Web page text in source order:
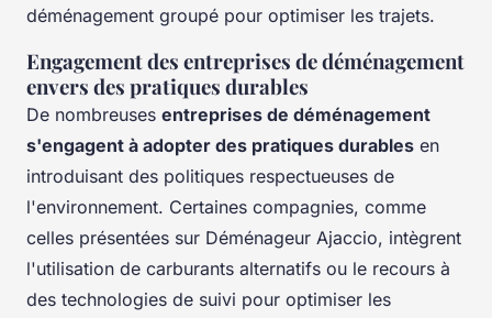
déménagement groupé pour optimiser les trajets.
Engagement des entreprises de déménagement
envers des pratiques durables
De nombreuses entreprises de déménagement
s'engagent à adopter des pratiques durables en
introduisant des politiques respectueuses de
l'environnement. Certaines compagnies, comme
celles présentées sur Déménageur Ajaccio, intègrent
l'utilisation de carburants alternatifs ou le recours à
des technologies de suivi pour optimiser les